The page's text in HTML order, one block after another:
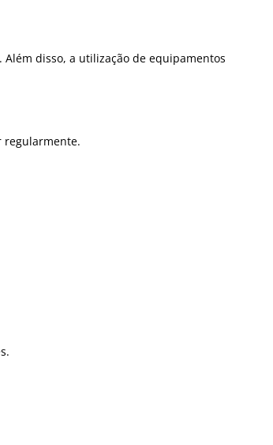
disso, a utilização de equipamentos
regularmente.